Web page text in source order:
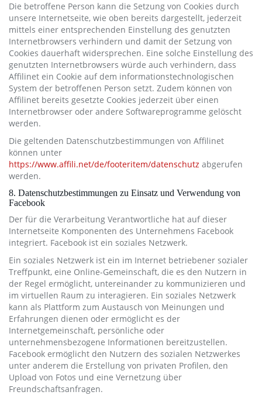
Die betroffene Person kann die Setzung von Cookies durch
unsere Internetseite, wie oben bereits dargestellt, jederzeit
mittels einer entsprechenden Einstellung des genutzten
Internetbrowsers verhindern und damit der Setzung von
Cookies dauerhaft widersprechen. Eine solche Einstellung des
genutzten Internetbrowsers würde auch verhindern, dass
Affilinet ein Cookie auf dem informationstechnologischen
System der betroffenen Person setzt. Zudem können von
Affilinet bereits gesetzte Cookies jederzeit über einen
Internetbrowser oder andere Softwareprogramme gelöscht
werden.
Die geltenden Datenschutzbestimmungen von Affilinet
können unter
https://www.affili.net/de/footeritem/datenschutz abgerufen
werden.
8. Datenschutzbestimmungen zu Einsatz und Verwendung von
Facebook
Der für die Verarbeitung Verantwortliche hat auf dieser
Internetseite Komponenten des Unternehmens Facebook
integriert. Facebook ist ein soziales Netzwerk.
Ein soziales Netzwerk ist ein im Internet betriebener sozialer
Treffpunkt, eine Online-Gemeinschaft, die es den Nutzern in
der Regel ermöglicht, untereinander zu kommunizieren und
im virtuellen Raum zu interagieren. Ein soziales Netzwerk
kann als Plattform zum Austausch von Meinungen und
Erfahrungen dienen oder ermöglicht es der
Internetgemeinschaft, persönliche oder
unternehmensbezogene Informationen bereitzustellen.
Facebook ermöglicht den Nutzern des sozialen Netzwerkes
unter anderem die Erstellung von privaten Profilen, den
Upload von Fotos und eine Vernetzung über
Freundschaftsanfragen.